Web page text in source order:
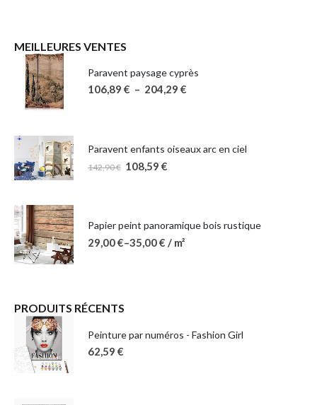
MEILLEURES VENTES
Paravent paysage cyprès
106,89 € – 204,29 €
Paravent enfants oiseaux arc en ciel
142,90€ 108,59 €
Papier peint panoramique bois rustique
29,00€–35,00€ / m²
PRODUITS RÉCENTS
Peinture par numéros - Fashion Girl
62,59 €